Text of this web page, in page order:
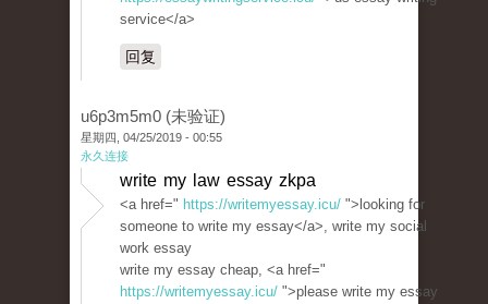
service</a>
回复
u6p3m5m0 (未验证)
星期四, 04/25/2019 - 00:55
永久连接
write my law essay zkpa
<a href=" https://writemyessay.icu/ ">looking for
someone to write my essay</a>, write my social
work essay
write my essay cheap, <a href="
https://writemyessay.icu/ ">please write my essay